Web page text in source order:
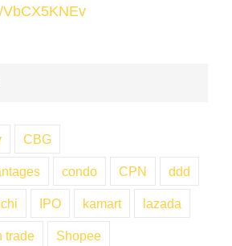
CBG
condo CPN ddd
IPO kamart lazada
trade Shopee